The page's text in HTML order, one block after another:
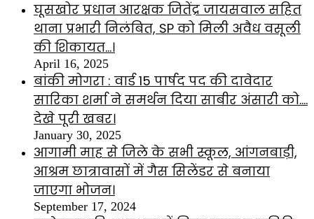
घूसखोर प्रधान आरक्षक जितेंद्र जायसवाल सहित
थाना प्रभारी निलंबित, SP को मिली अवैध वसूली
की शिकायत…।
April 16, 2025
बांकी मोगरा : वार्ड 15 पार्षद पद की दावेदार
सारिका शर्मा ने समर्थन दिया साबीर अंसारी को….
देखे पूरी खबर।
January 30, 2025
आगामी माह से जिले के सभी स्कूल, आंगनबाड़ी,
आश्रम छात्रावासों में गैस सिलेंडर से बनाया
जाएगा भोजन।
September 17, 2024